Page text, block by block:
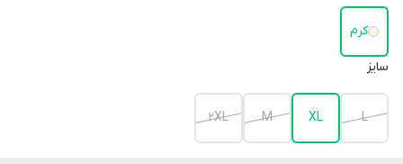
کرم
سایز
L
XL
M
2XL